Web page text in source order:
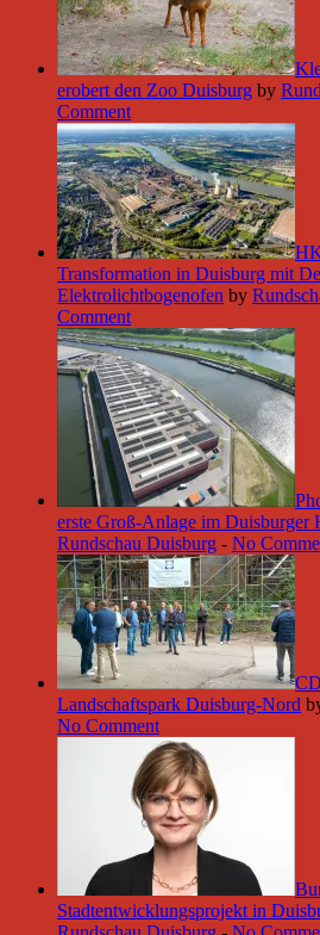
erobert den Zoo Duisburg by
Comment
Transformation in Duisburg mit
Elektrolichtbogenofen by
Comment
erste Groß-Anlage im Duisburger
Rundschau Duisburg - No
Landschaftspark Duisburg-Nord
No Comment
Stadtentwicklungsprojekt in